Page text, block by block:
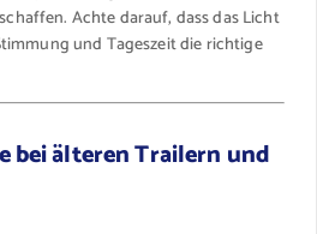
Achte darauf, dass das Licht
und Tageszeit die richtige
bei älteren Trailern und